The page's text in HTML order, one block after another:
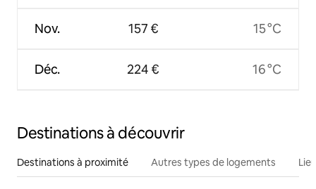
Nov.
Déc.
157 €
224 €
15 °C
16 °C
Destinations à découvrir
Destinations à proximité Autres types de logements